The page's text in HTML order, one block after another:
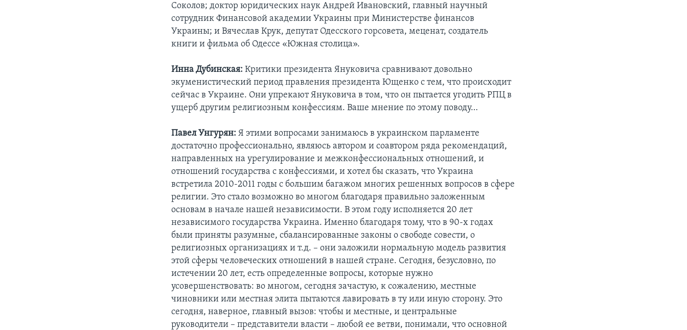
Соколов; доктор юридических наук Андрей Ивановский, главный научный
сотрудник Финансовой академии Украины при Министерстве финансов
Украины; и Вячеслав Крук, депутат Одесского горсовета, меценат, создатель
книги и фильма об Одессе «Южная столица».
Инна Дубинская: Критики президента Януковича сравнивают довольно
экуменистический период правления президента Ющенко с тем, что происходит
сейчас в Украине. Они упрекают Януковича в том, что он пытается угодить РПЦ в
ущерб другим религиозным конфессиям. Ваше мнение по этому поводу…
Павел Унгурян: Я этими вопросами занимаюсь в украинском парламенте
достаточно профессионально, являюсь автором и соавтором ряда рекомендаций,
направленных на урегулирование и межконфессиональных отношений, и
отношений государства с конфессиями, и хотел бы сказать, что Украина
встретила 2010-2011 годы с большим багажом многих решенных вопросов в сфере
религии. Это стало возможно во многом благодаря правильно заложенным
основам в начале нашей независимости. В этом году исполняется 20 лет
независимого государства Украина. Именно благодаря тому, что в 90-х годах
были приняты разумные, сбалансированные законы о свободе совести, о
религиозных организациях и т.д. – они заложили нормальную модель развития
этой сферы человеческих отношений в нашей стране. Сегодня, безусловно, по
истечении 20 лет, есть определенные вопросы, которые нужно
усовершенствовать: во многом, сегодня зачастую, к сожалению, местные
чиновники или местная элита пытаются лавировать в ту или иную сторону. Это
сегодня, наверное, главный вызов: чтобы и местные, и центральные
руководители – представители власти – любой ее ветви, понимали, что основной